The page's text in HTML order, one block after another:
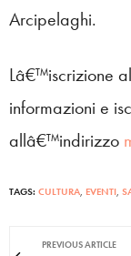
Arcipelaghi.
Lâ€™iscrizione
informazioni e
allâ€™indirizzo
TAGS: CULTURA, EVENTI,
PREVIOUS ARTICLE